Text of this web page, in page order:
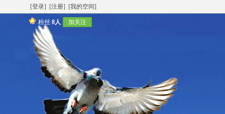
[登录] [注册] [我的空间]
粉丝 8人 加关注